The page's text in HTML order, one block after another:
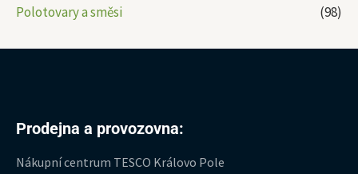
Polotovary a směsi
(98)
Prodejna a provozovna:
Nákupní centrum TESCO Královo Pole